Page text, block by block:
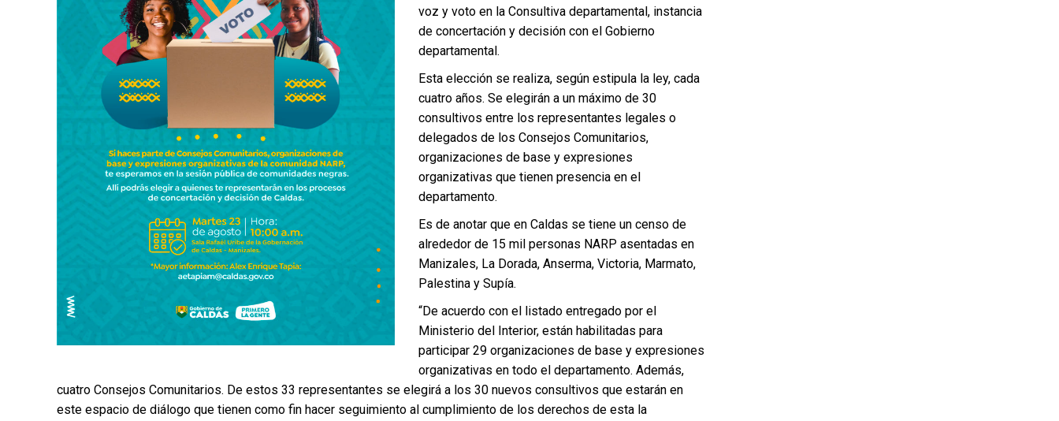
voz y voto en la Consultiva departamental, instancia
de concertación y decisión con el Gobierno
departamental.
Esta elección se realiza, según estipula la ley, cada
cuatro años. Se elegirán a un máximo de 30
consultivos entre los representantes legales o
delegados de los Consejos Comunitarios,
organizaciones de base y expresiones
organizativas que tienen presencia en el
departamento.
Es de anotar que en Caldas se tiene un censo de
alrededor de 15 mil personas NARP asentadas en
Manizales, La Dorada, Anserma, Victoria, Marmato,
Palestina y Supía.
“De acuerdo con el listado entregado por el
Ministerio del Interior, están habilitadas para
participar 29 organizaciones de base y expresiones
organizativas en todo el departamento. Además,
cuatro Consejos Comunitarios. De estos 33 representantes se elegirá a los 30 nuevos consultivos que estarán en
este espacio de diálogo que tienen como fin hacer seguimiento al cumplimiento de los derechos de esta la